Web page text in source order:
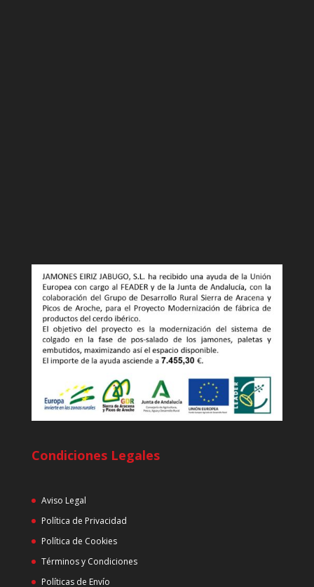
Condiciones Legales
Aviso Legal
Política de Privacidad
Política de Cookies
Términos y Condiciones
Políticas de Envío